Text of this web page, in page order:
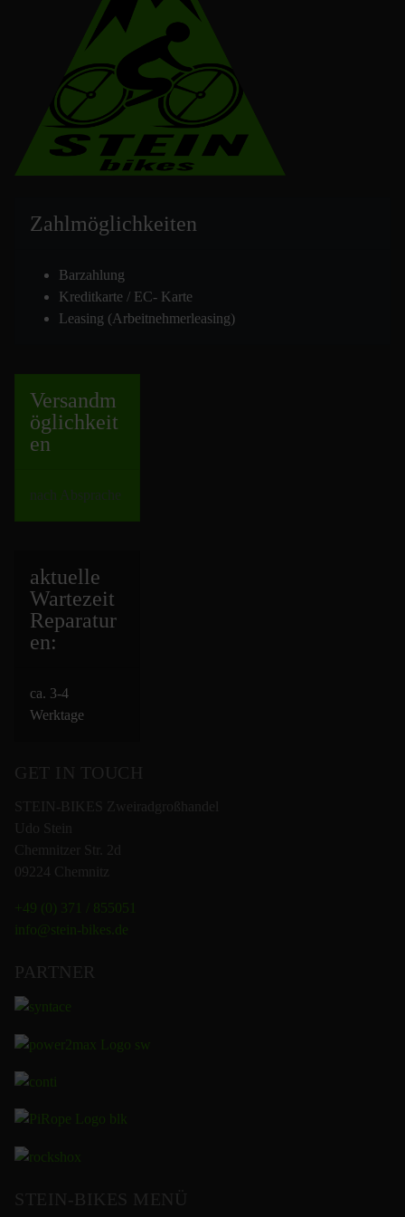
Zahlmöglichkeiten
Barzahlung
Kreditkarte / EC- Karte
Leasing (Arbeitnehmerleasing)
Versandm
öglichkeit
en
nach Absprache
aktuelle
Wartezeit
Reparatur
en:
ca. 3-4
Werktage
GET IN TOUCH
STEIN-BIKES Zweiradgroßhandel
Udo Stein
Chemnitzer Str. 2d
09224 Chemnitz
+49 (0) 371 / 855051
info@stein-bikes.de
PARTNER
STEIN-BIKES MENÜ